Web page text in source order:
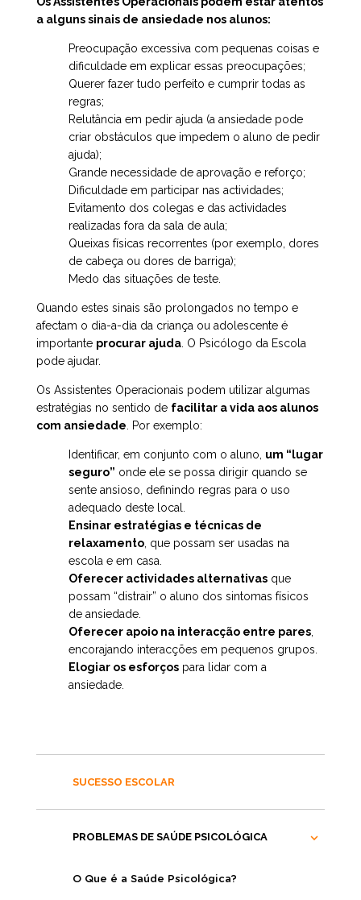
a alguns sinais de ansiedade nos alunos:
Preocupação excessiva com pequenas coisas e
dificuldade em explicar essas preocupações;
Querer fazer tudo perfeito e cumprir todas as
regras;
Relutância em pedir ajuda (a ansiedade pode
criar obstáculos que impedem o aluno de pedir
ajuda);
Grande necessidade de aprovação e reforço;
Dificuldade em participar nas actividades;
Evitamento dos colegas e das actividades
realizadas fora da sala de aula;
Queixas físicas recorrentes (por exemplo, dores
de cabeça ou dores de barriga);
Medo das situações de teste.
Quando estes sinais são prolongados no tempo e
afectam o dia-a-dia da criança ou adolescente é
importante procurar ajuda . O Psicólogo da Escola
pode ajudar.
Os Assistentes Operacionais podem utilizar algumas
estratégias no sentido de facilitar a vida aos alunos
com ansiedade . Por exemplo:
Identificar, em conjunto com o aluno, um “lugar
seguro” onde ele se possa dirigir quando se
sente ansioso, definindo regras para o uso
adequado deste local.
Ensinar estratégias e técnicas de
relaxamento , que possam ser usadas na
escola e em casa.
Oferecer actividades alternativas que
possam “distrair” o aluno dos sintomas físicos
de ansiedade.
Oferecer apoio na interacção entre pares
encorajando interacções em pequenos grupos.
Elogiar os esforços para lidar com a
ansiedade.
SUCESSO ESCOLAR
PROBLEMAS DE SAÚDE PSICOLÓGICA
O Que é a Saúde Psicológica?